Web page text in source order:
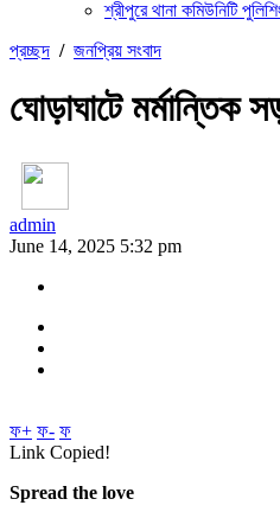
শ্রীপুরে থানা কমিউনিটি
প্রচ্ছদ / জনপ্রিয় সংবাদ
ঘোড়াঘাটে মর্মান্তিক
admin
June 14, 2025 5:32 pm
ফ+ ফ- ফ
Link Copied!
Spread the love